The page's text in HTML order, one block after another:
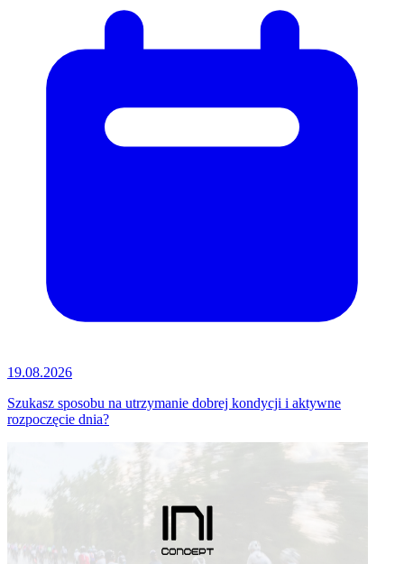
19.08.2026
Szukasz sposobu na utrzymanie dobrej kondycji i aktywne
rozpoczęcie dnia?